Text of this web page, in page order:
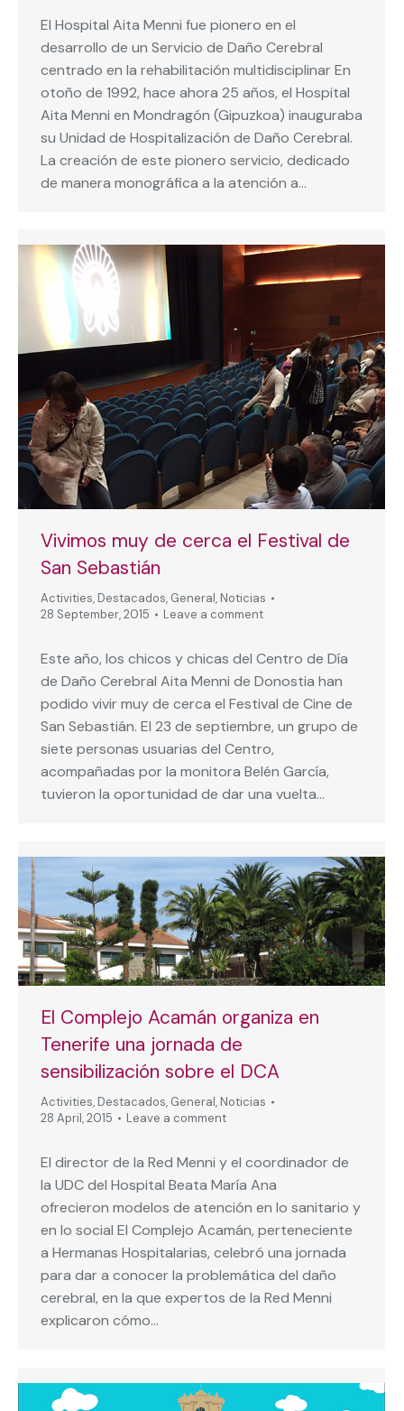
El Hospital Aita Menni fue pionero en el
desarrollo de un Servicio de Daño Cerebral
centrado en la rehabilitación multidisciplinar En
otoño de 1992, hace ahora 25 años, el Hospital
Aita Menni en Mondragón (Gipuzkoa) inauguraba
su Unidad de Hospitalización de Daño Cerebral.
La creación de este pionero servicio, dedicado
de manera monográfica a la atención a…
Vivimos muy de cerca el Festival de
San Sebastián
Activities, Destacados, General, Noticias
28 September, 2015
Leave a comment
Este año, los chicos y chicas del Centro de Día
de Daño Cerebral Aita Menni de Donostia han
podido vivir muy de cerca el Festival de Cine de
San Sebastián. El 23 de septiembre, un grupo de
siete personas usuarias del Centro,
acompañadas por la monitora Belén García,
tuvieron la oportunidad de dar una vuelta…
El Complejo Acamán organiza en
Tenerife una jornada de
sensibilización sobre el DCA
Activities, Destacados, General, Noticias
28 April, 2015
Leave a comment
El director de la Red Menni y el coordinador de
la UDC del Hospital Beata María Ana
ofrecieron modelos de atención en lo sanitario y
en lo social El Complejo Acamán, perteneciente
a Hermanas Hospitalarias, celebró una jornada
para dar a conocer la problemática del daño
cerebral, en la que expertos de la Red Menni
explicaron cómo…